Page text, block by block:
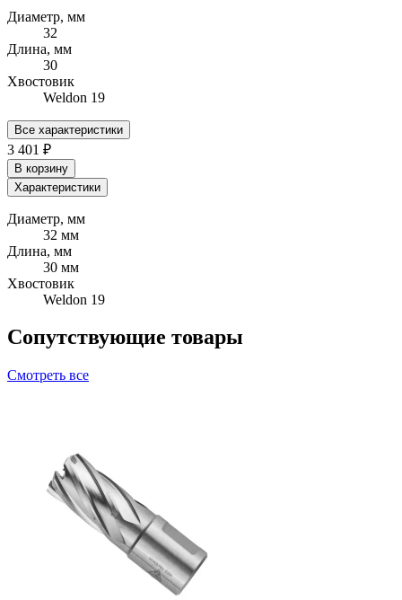
Диаметр, мм
32
Длина, мм
30
Хвостовик
Weldon 19
Все характеристики
3 401 ₽
В корзину
Характеристики
Диаметр, мм
32 мм
Длина, мм
30 мм
Хвостовик
Weldon 19
Сопутствующие товары
Смотреть все